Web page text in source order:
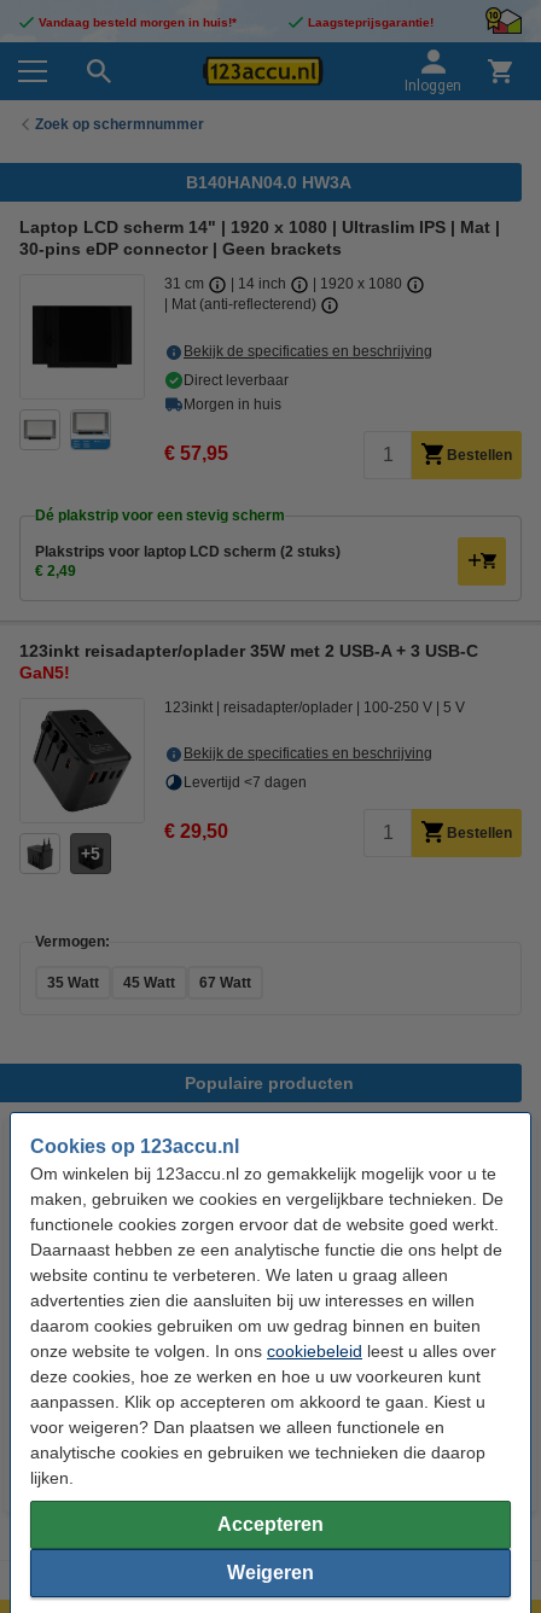
Cookies op 123accu.nl
Om winkelen bij 123accu.nl zo gemakkelijk mogelijk voor u te
maken, gebruiken we cookies en vergelijkbare technieken. De
functionele cookies zorgen ervoor dat de website goed werkt.
Daarnaast hebben ze een analytische functie die ons helpt de
website continu te verbeteren. We laten u graag alleen
advertenties zien die aansluiten bij uw interesses en willen
daarom cookies gebruiken om uw gedrag binnen en buiten
onze website te volgen. In ons cookiebeleid leest u alles over
deze cookies, hoe ze werken en hoe u uw voorkeuren kunt
aanpassen. Klik op accepteren om akkoord te gaan. Kiest u
voor weigeren? Dan plaatsen we alleen functionele en
analytische cookies en gebruiken we technieken die daarop
lijken.
Accepteren
Weigeren
Vandaag besteld morgen in huis!* Laagsteprijsgarantie!
Inloggen
Zoek op schermnummer
B140HAN04.0 HW3A
Laptop LCD scherm 14" | 1920 x 1080 | Ultraslim IPS | Mat |
30-pins eDP connector | Geen brackets
31 cm 14 inch
1920 x 1080
Mat (anti-reflecterend)
Bekijk de specificaties en beschrijving
Direct leverbaar
Morgen in huis
€ 57,95 Bestellen
Dé plakstrip voor een stevig scherm
Plakstrips voor laptop LCD scherm (2 stuks)
€ 2,49
123inkt reisadapter/oplader 35W met 2 USB-A + 3 USB-C
GaN5!
5
123inkt reisadapter/oplader 100-250 V 5 V
Bekijk de specificaties en beschrijving
Levertijd <7 dagen
€ 29,50 Bestellen
Vermogen:
35 Watt 45 Watt 67 Watt
Populaire producten
123accu Xtreme Power AAA /
MN2400 / LR03 alkaline batterij
€ 14,50 € 13,05
Inclusief 21%
BTW
123accu Xtreme Power
knoopcellen multipack
€ 5,95 € 5,36 Inclusief 21% BTW